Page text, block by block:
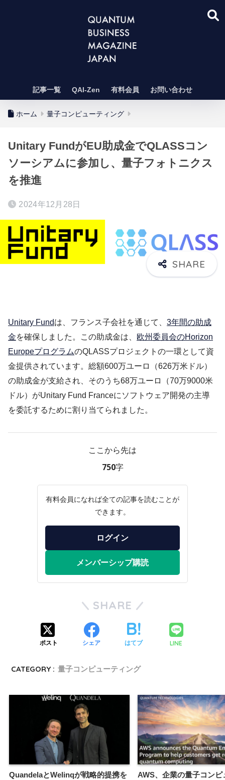
記事一覧 QAI-Zen 有料会員 お問い合わせ
ホーム 量子コンピューティング
Unitary FundがEU助成金でQLASSコン
ソーシアムに参加し、量子フォトニクス
を推進
2024年12月28日
Unitary Fundは、フランス子会社を通じて、 3年間の助成
金を確保しました。この助成金は、 欧州委員会のHorizon
EuropeプログラムのQLASSプロジェクトの一環として資
金提供されています。総額600万ユーロ（626万米ドル）
の助成金が支給され、そのうち68万ユーロ（70万9000米
ドル）がUnitary Fund Franceにソフトウェア開発の主導
を委託するために割り当てられました。
ここから先は
750字
有料会員になれば全ての記事を読むことが
できます。
ログイン
メンバーシップ購読
SHARE
ポスト シェア はてブ LINE
CATEGORY : 量子コンピューティング
QuandelaとWelinqが戦略的提携を
AWS、企業の量子コンピ